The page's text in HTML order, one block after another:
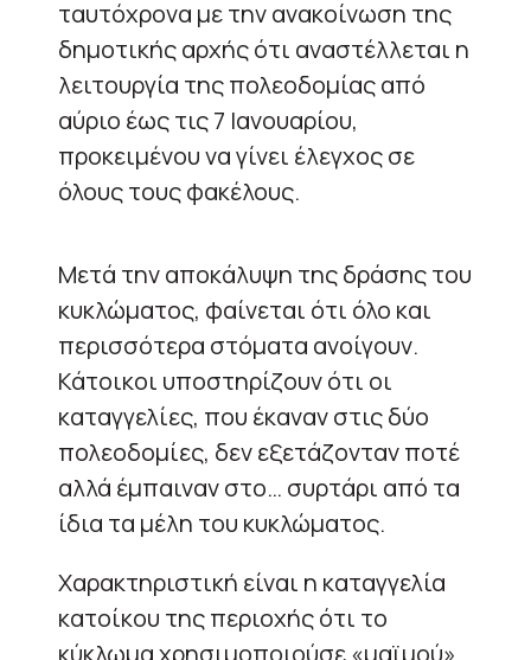
ταυτόχρονα με την ανακοίνωση της
δημοτικής αρχής ότι αναστέλλεται η
λειτουργία της πολεοδομίας από
αύριο έως τις 7 Ιανουαρίου,
προκειμένου να γίνει έλεγχος σε
όλους τους φακέλους.
Μετά την αποκάλυψη της δράσης του
κυκλώματος, φαίνεται ότι όλο και
περισσότερα στόματα ανοίγουν.
Κάτοικοι υποστηρίζουν ότι οι
καταγγελίες, που έκαναν στις δύο
πολεοδομίες, δεν εξετάζονταν ποτέ
αλλά έμπαιναν στο… συρτάρι από τα
ίδια τα μέλη του κυκλώματος.
Χαρακτηριστική είναι η καταγγελία
κατοίκου της περιοχής ότι το
κύκλωμα χρησιμοποιούσε «μαϊμού»